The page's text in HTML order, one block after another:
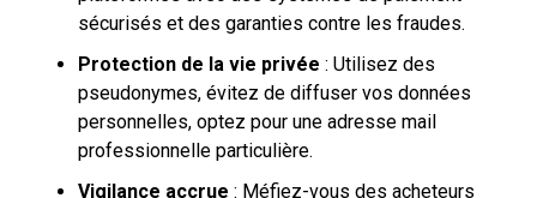
sécurisés et des garanties contre les fraudes.
Protection de la vie privée : Utilisez des
pseudonymes, évitez de diffuser vos données
personnelles, optez pour une adresse mail
professionnelle particulière.
Vigilance accrue : Méfiez-vous des acheteurs